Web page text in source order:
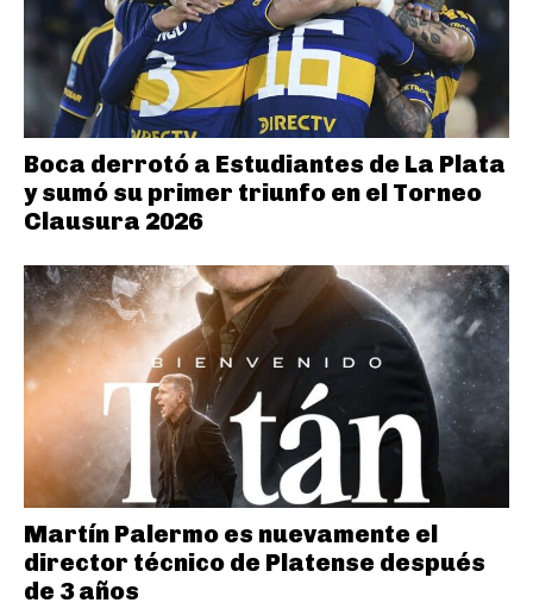
Boca derrotó a Estudiantes de La Plata
y sumó su primer triunfo en el Torneo
Clausura 2026
Martín Palermo es nuevamente el
director técnico de Platense después
de 3 años